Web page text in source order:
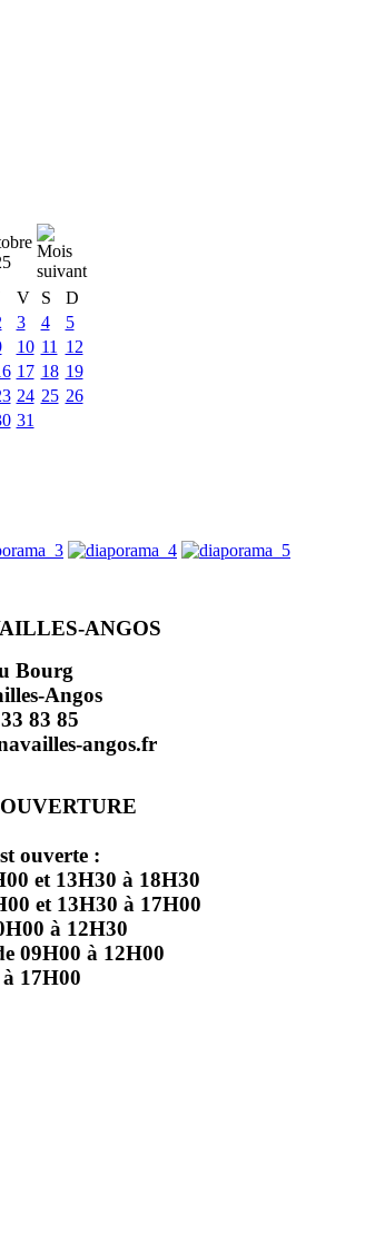
V S
D
3 4
5
10 11
12
17 18 19
24 25 26
31
ANGOS
Bourg
Angos
83 85
angos.fr
ouverte :
et 13H30 à 18H30
et 13H30 à 17H00
à 12H30
09H00 à 12H00
17H00